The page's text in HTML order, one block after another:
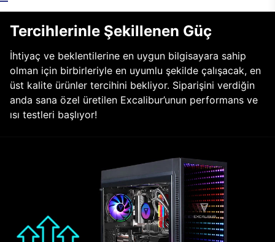
Tercihlerinle Şekillenen Güç
İhtiyaç ve beklentilerine en uygun bilgisayara sahip
olman için birbirleriyle en uyumlu şekilde çalışacak, en
üst kalite ürünler tercihini bekliyor. Siparişini verdiğin
anda sana özel üretilen Excalibur’unun performans ve
ısı testleri başlıyor!